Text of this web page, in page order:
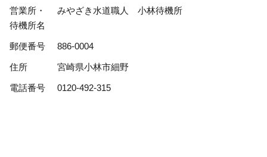
営業所・
待機所名
みやざき水道職人 小林待機所
郵便番号 886-0004
住所 宮崎県小林市細野
電話番号 0120-492-315